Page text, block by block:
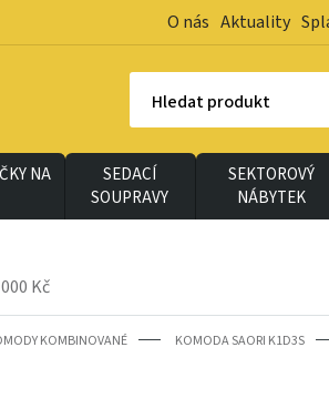
O nás Aktuality
Hledat produkt
NA
SEDACÍ
SOUPRAVY
SEKTOROVÝ
NÁBYTEK
Kč
KOMBINOVANÉ KOMODA SAORI K1D3S